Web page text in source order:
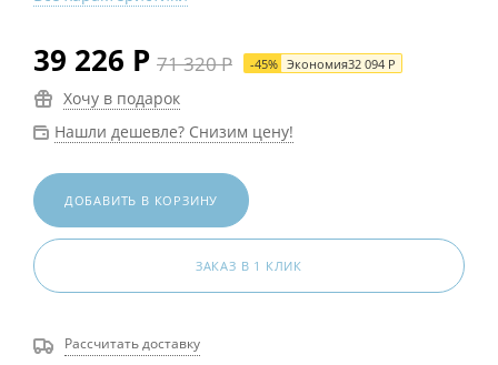
39 226 Р 71 320Р -45% Экономия32 094 Р
Хочу в подарок
Нашли дешевле? Снизим цену!
ДОБАВИТЬ В КОРЗИНУ
ЗАКАЗ В 1 КЛИК
Рассчитать доставку